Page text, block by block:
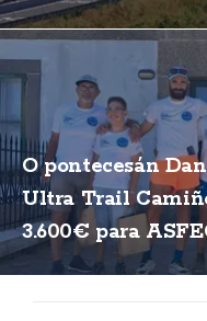
O pontecesán
Ultra Trail
3.600€ para